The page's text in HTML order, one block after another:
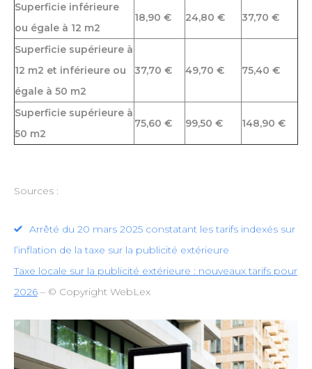
Superficie inférieure
ou égale à 12 m2
18,90 € 24,80 € 37,70 €
Superficie supérieure à
12 m2 et inférieure ou
égale à 50 m2
37,70 € 49,70 € 75,40 €
Superficie supérieure à
50 m2
75,60 € 99,50 € 148,90 €
Sources :
Arrêté du 20 mars 2025 constatant les tarifs indexés sur
l’inflation de la taxe sur la publicité extérieure
Taxe locale sur la publicité extérieure : nouveaux tarifs pour
2026– © Copyright WebLex